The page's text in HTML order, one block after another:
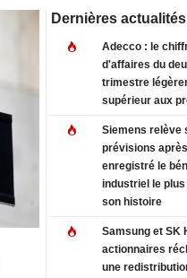
Dernières actualités
Adecco : le
d'affaires du
trimestre
supérieur aux
Siemens relève
prévisions
enregistré le
industriel le plus
son histoire
Samsung et SK
actionnaires
une